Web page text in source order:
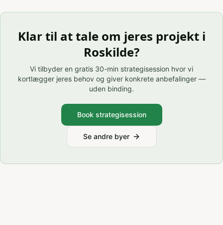
Klar til at tale om jeres projekt i
Roskilde?
Vi tilbyder en gratis 30-min strategisession hvor vi
kortlægger jeres behov og giver konkrete anbefalinger —
uden binding.
Book strategisession
Se andre byer